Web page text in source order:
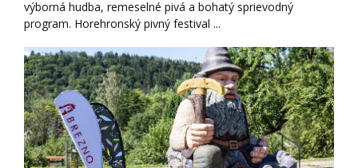
výborná hudba, remeselné pivá a bohatý sprievodný
program. Horehronský pivný festival ...